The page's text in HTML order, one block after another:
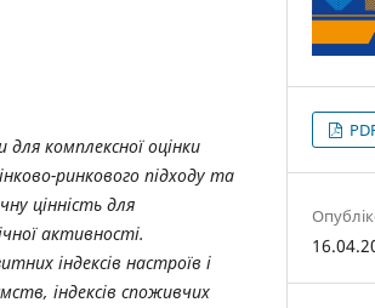
комплексної оцінки
ринкового підходу та
цінність для
активності.
індексів настроїв і
індексів споживчих